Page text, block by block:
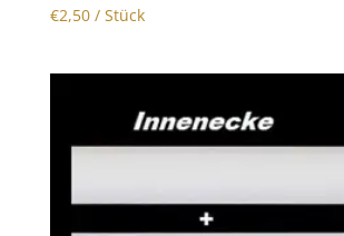
€2,50/ Stück